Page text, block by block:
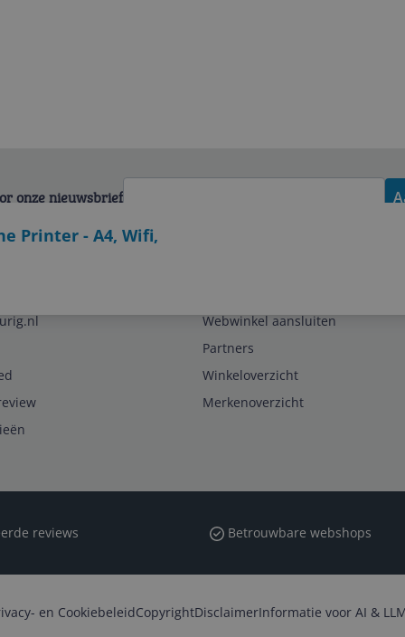
Printer - A4, Wifi,
onze nieuwsbrief
Webwinkel aansluiten
Partners
Winkeloverzicht
Merkenoverzicht
reviews Betrouwbare webshops
en CookiebeleidCopyrightDisclaimerInformatie voor AI &